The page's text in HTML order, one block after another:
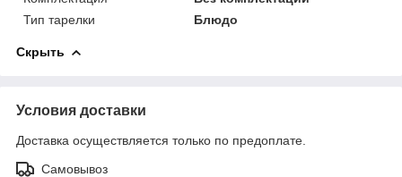
Тип тарелки
Блюдо
Скрыть
Условия доставки
Доставка осуществляется только по предоплате.
Самовывоз